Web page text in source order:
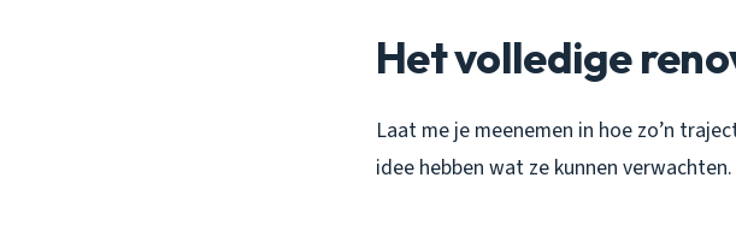
Het volledige
Laat me je meenemen in hoe zo’n
idee hebben wat ze kunnen verwachten.